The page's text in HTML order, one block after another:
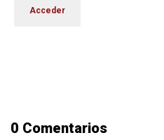
0 Comentarios